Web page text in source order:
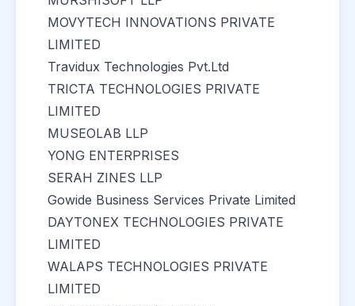
MOVYTECH INNOVATIONS PRIVATE
LIMITED
Travidux Technologies Pvt.Ltd
TRICTA TECHNOLOGIES PRIVATE
LIMITED
MUSEOLAB LLP
YONG ENTERPRISES
SERAH ZINES LLP
Gowide Business Services Private Limited
DAYTONEX TECHNOLOGIES PRIVATE
LIMITED
WALAPS TECHNOLOGIES PRIVATE
LIMITED